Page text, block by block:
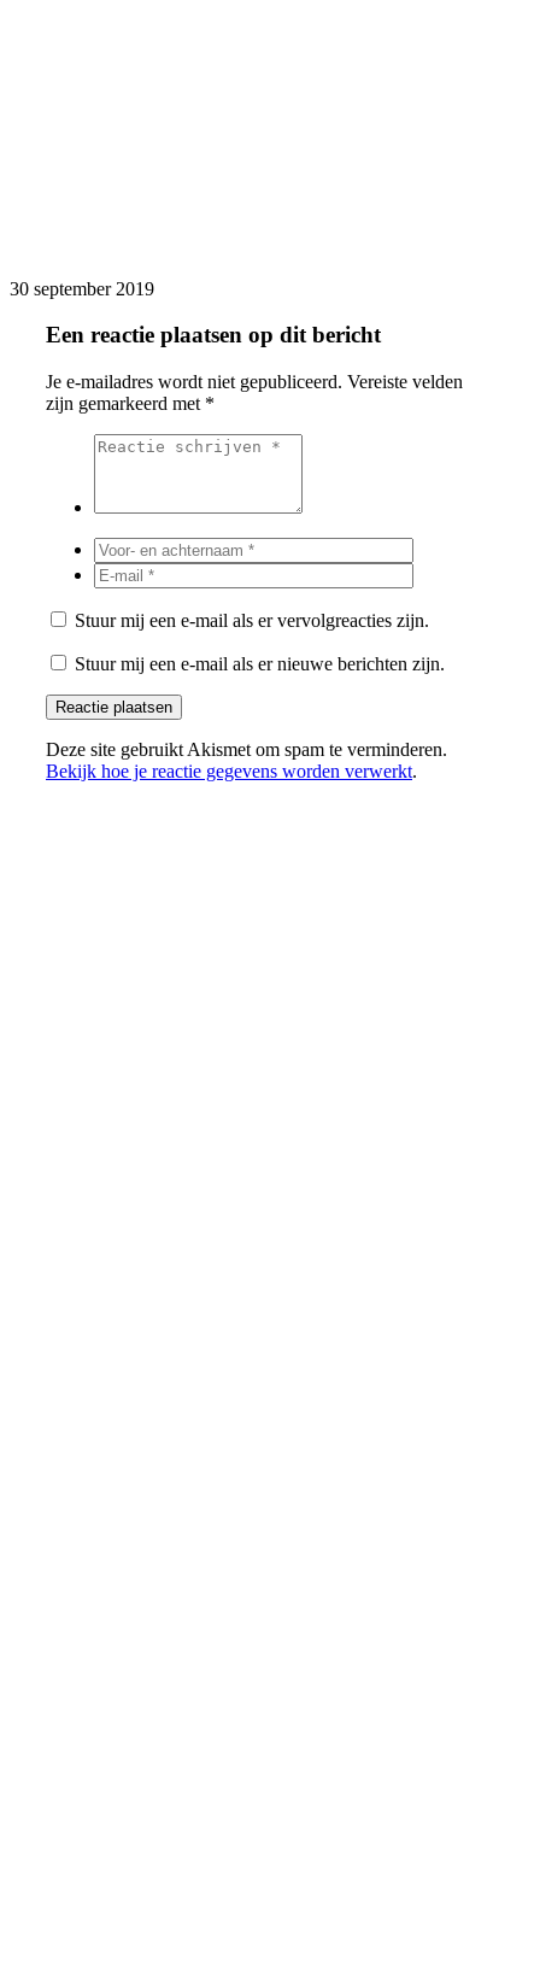
30 september 2019
Een reactie plaatsen op dit bericht
Je e-mailadres wordt niet gepubliceerd. Vereiste velden
zijn gemarkeerd met *
Stuur mij een e-mail als er vervolgreacties zijn.
Stuur mij een e-mail als er nieuwe berichten zijn.
Deze site gebruikt Akismet om spam te verminderen.
Bekijk hoe je reactie gegevens worden verwerkt.